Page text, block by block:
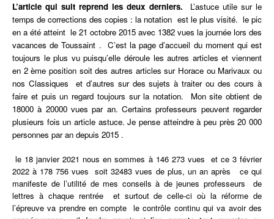
L’article qui suit reprend les deux derniers.
L’astuce utile sur le
tempsde corrections des copies : la notation est le plus visité. le pic
en a été atteint le 21 octobre 2015 avec 1382 vues la journée lors des
vacances de Toussaint . C’est la page d’accueil du moment qui est
toujours le plus vu puisqu’elle déroule les autres articles et viennent
en 2 ème position soit des autres articles sur Horace ou Marivaux ou
nos Classiques et d’autres sur des sujets à traiter ou des cours à
faire et puis un regard toujours sur la notation. Mon site obtient de
18000 à 20000 vues par an. Certains professeurs peuvent regarder
plusieurs fois un article astuce. Je pense atteindre à peu près 20 000
personnes par an depuis 2015 .
le 18 janvier 2021 nous en sommes à 146 273 vues et ce 3 février
2022 à 178 756 vues soit 32483 vues de plus, un an après ce qui
manifeste de l’utilité de mes conseils à de jeunes professeurs de
lettres à chaque rentrée et surtout de celle-ci où la réforme de
l’épreuve va prendre en compte le contrôle continu qui va avoir des